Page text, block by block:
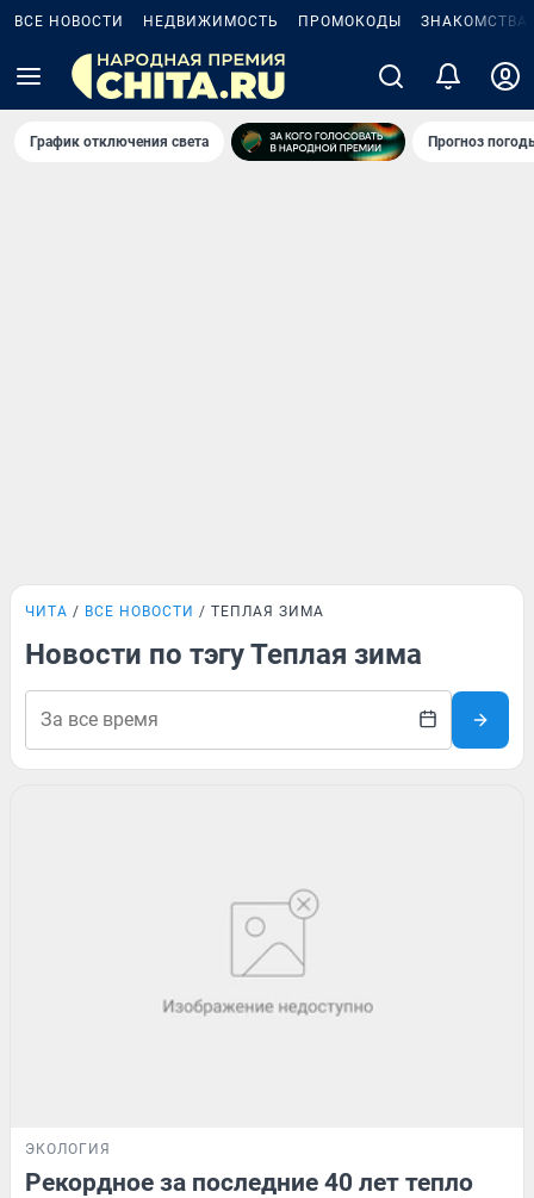
ВСЕ НОВОСТИ НЕДВИЖИМОСТЬ ПРОМОКОДЫ ЗНАКОМСТВА
График отключения света Прогноз
ЧИТА ВСЕ НОВОСТИ ТЕПЛАЯ ЗИМА
Новости по тэгу Теплая зима
ЭКОЛОГИЯ
Рекордное за последние 40 лет тепло